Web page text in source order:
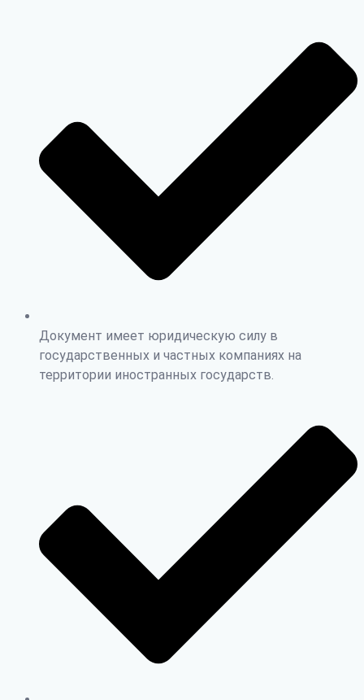
Документ имеет юридическую силу в
государственных и частных компаниях на
территории иностранных государств.